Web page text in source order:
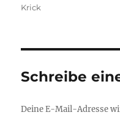
Krick
Schreibe
Deine E-Mail-Adresse